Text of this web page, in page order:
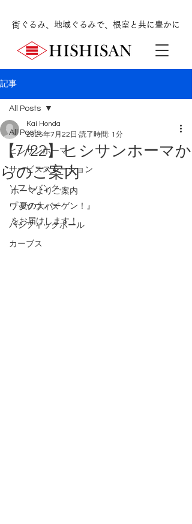
街ぐるみ、地域ぐるみで、根室と共に豊かに
記事
All Posts
ヒシサンホーマ
サービスステーション
ソフトバンク
ワッツウィズ
パシフィックボール
カーブス
All Posts
【7/22】ヒシサンホーマか
らのご案内
Kai Honda
2025年7月22日 読了時間: 1分
ホーマよりご案内
『夏の大バーゲン！』
をお届けします！